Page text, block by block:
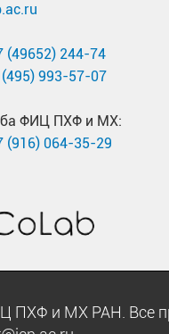
(49652) 244-74
993-57-07
ФИЦ ПХФ и МХ:
(916) 064-35-29
ПХФ и МХ РАН.